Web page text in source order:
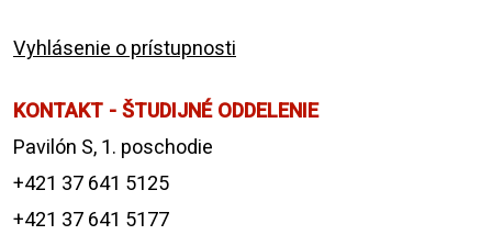
Vyhlásenie o prístupnosti
KONTAKT - ŠTUDIJNÉ ODDELENIE
Pavilón S, 1. poschodie
+421 37 641 5125
+421 37 641 5177